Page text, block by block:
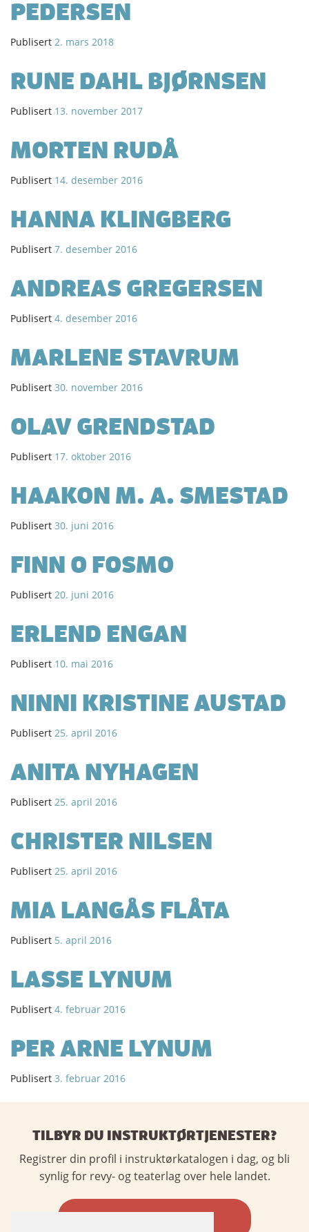
PEDERSEN
Publisert 2. mars 2018
RUNE DAHL BJØRNSEN
Publisert 13. november 2017
MORTEN RUDÅ
Publisert 14. desember 2016
HANNA KLINGBERG
Publisert 7. desember 2016
ANDREAS GREGERSEN
Publisert 4. desember 2016
MARLENE STAVRUM
Publisert 30. november 2016
OLAV GRENDSTAD
Publisert 17. oktober 2016
HAAKON M. A. SMESTAD
Publisert 30. juni 2016
FINN O FOSMO
Publisert 20. juni 2016
ERLEND ENGAN
Publisert 10. mai 2016
NINNI KRISTINE AUSTAD
Publisert 25. april 2016
ANITA NYHAGEN
Publisert 25. april 2016
CHRISTER NILSEN
Publisert 25. april 2016
MIA LANGÅS FLÅTA
Publisert 5. april 2016
LASSE LYNUM
Publisert 4. februar 2016
PER ARNE LYNUM
Publisert 3. februar 2016
TILBYR DU INSTRUKTØRTJENESTER?
Registrer din profil i instruktørkatalogen i dag, og bli
synlig for revy- og teaterlag over hele landet.